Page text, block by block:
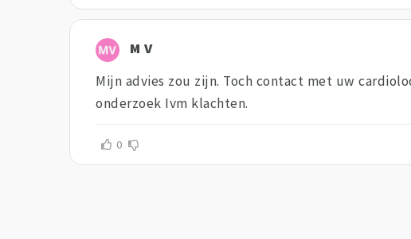
M V
Mijn advies zou zijn. Toch contact met uw
onderzoek Ivm klachten.
0